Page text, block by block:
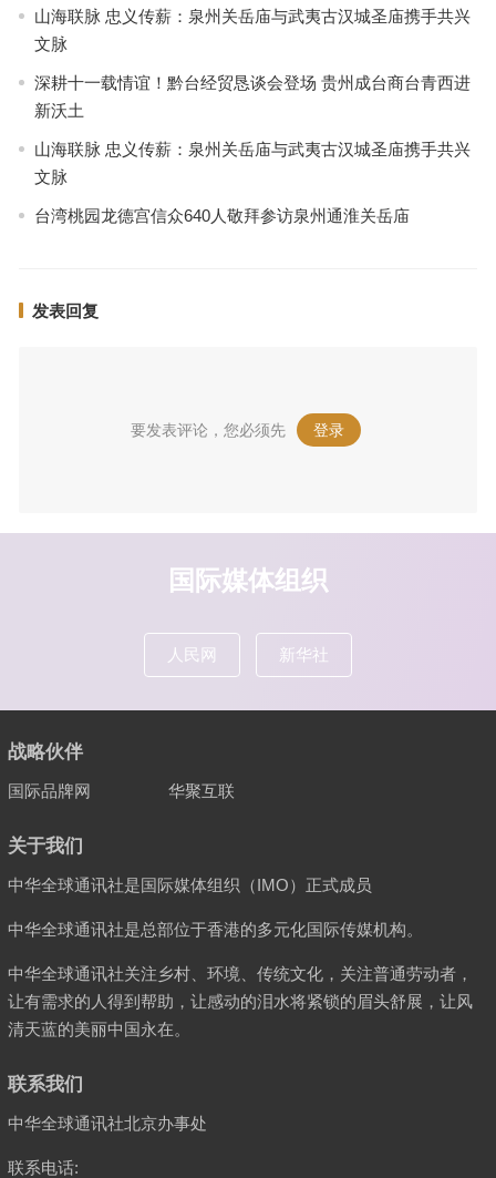
山海联脉 忠义传薪：泉州关岳庙与武夷古汉城圣庙携手共兴
文脉
深耕十一载情谊！黔台经贸恳谈会登场 贵州成台商台青西进
新沃土
山海联脉 忠义传薪：泉州关岳庙与武夷古汉城圣庙携手共兴
文脉
台湾桃园龙德宫信众640人敬拜参访泉州通淮关岳庙
发表回复
要发表评论，您必须先 登录 。
国际媒体组织
人民网 新华社
战略伙伴
国际品牌网 华聚互联
关于我们
中华全球通讯社是国际媒体组织（IMO）正式成员
中华全球通讯社是总部位于香港的多元化国际传媒机构。
中华全球通讯社关注乡村、环境、传统文化，关注普通劳动者，
让有需求的人得到帮助，让感动的泪水将紧锁的眉头舒展，让风
清天蓝的美丽中国永在。
联系我们
中华全球通讯社北京办事处
联系电话: